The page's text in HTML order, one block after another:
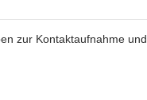
zur Kontaktaufnahme und